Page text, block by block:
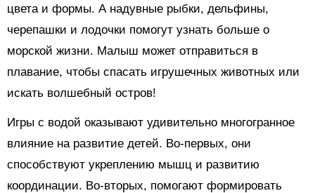
цвета и формы. А надувные рыбки, дельфины,
черепашки и лодочки помогут узнать больше о
морской жизни. Малыш может отправиться в
плавание, чтобы спасать игрушечных животных или
искать волшебный остров!
Игры с водой оказывают удивительно многогранное
влияние на развитие детей. Во-первых, они
способствуют укреплению мышц и развитию
координации. Во-вторых, помогают формировать